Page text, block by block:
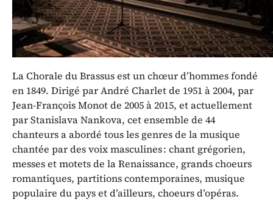
chant choral pour voix d’hommes, en Suède et à
l’étranger. OD se produit sous la direction de la
professeure Cecilia Rydinger, directrice artistique du
chœur depuis 2008.
La Chorale du Brassus est un chœur d’hommes fondé
en 1849. Dirigé par André Charlet de 1951 à 2004, par
Jean-François Monot de 2005 à 2015, et actuellement
par Stanislava Nankova, cet ensemble de 44
chanteurs a abordé tous les genres de la musique
chantée par des voix masculines : chant grégorien,
messes et motets de la Renaissance, grands choeurs
romantiques, partitions contemporaines, musique
populaire du pays et d’ailleurs, choeurs d’opéras.